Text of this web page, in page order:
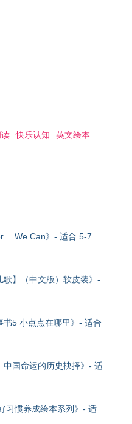
快乐认知 英文绘本
We Can》- 适合 5-7
】（中文版）软皮装》-
5 小点点在哪里》- 适合
国命运的历史抉择》- 适
习惯养成绘本系列》- 适